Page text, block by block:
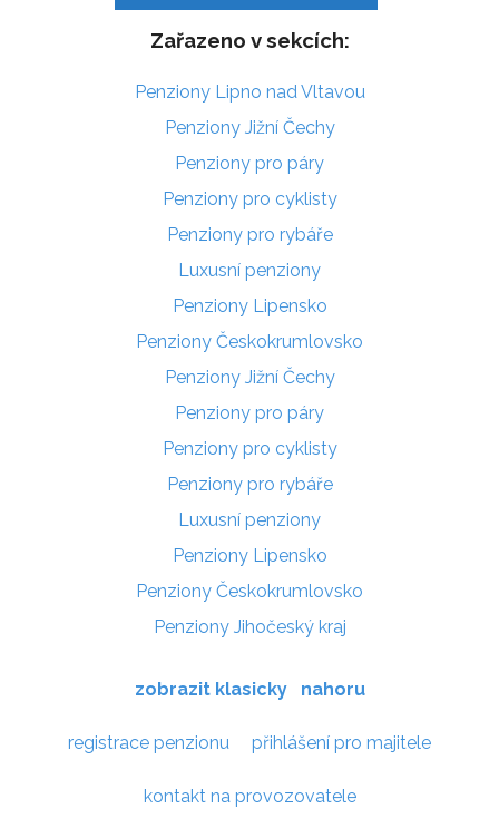
Zařazeno v sekcích:
Penziony Lipno nad Vltavou
Penziony Jižní Čechy
Penziony pro páry
Penziony pro cyklisty
Penziony pro rybáře
Luxusní penziony
Penziony Lipensko
Penziony Českokrumlovsko
Penziony Jižní Čechy
Penziony pro páry
Penziony pro cyklisty
Penziony pro rybáře
Luxusní penziony
Penziony Lipensko
Penziony Českokrumlovsko
Penziony Jihočeský kraj
zobrazit klasicky nahoru
registrace penzionu přihlášení pro majitele
kontakt na provozovatele